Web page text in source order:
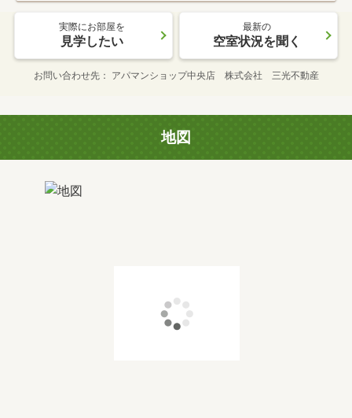
実際にお部屋を
見学したい
最新の
空室状況を聞く
お問い合わせ先 アパマンショップ中央店 株式会社 三光不動産
地図